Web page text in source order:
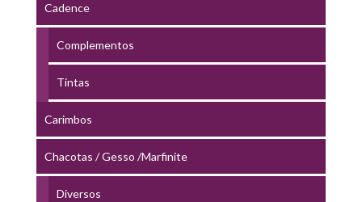
Cadence
Complementos
Tintas
Carimbos
Chacotas / Gesso /Marfinite
Diversos